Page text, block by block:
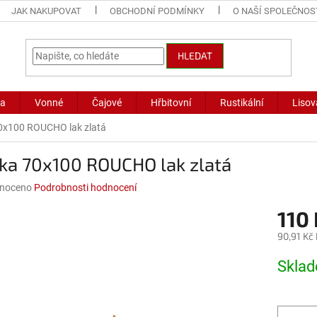
JAK NAKUPOVAT OBCHODNÍ PODMÍNKY O NAŠÍ
HLEDAT
Vonné Čajové Hřbitovní Rustikální
ROUCHO lak zlatá
70x100 ROUCHO lak zlatá
Podrobnosti hodnocení
110
90,91 Kč
cena: